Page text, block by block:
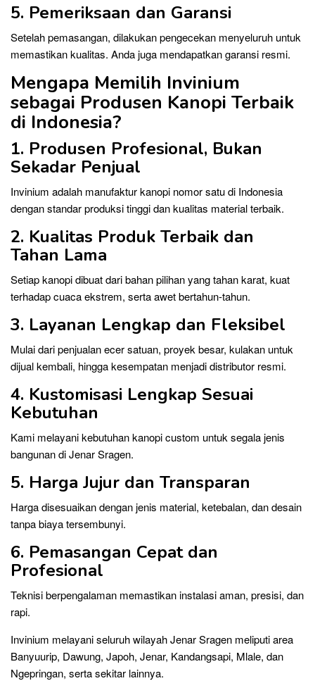
5. Pemeriksaan dan Garansi
Setelah pemasangan, dilakukan pengecekan menyeluruh untuk
memastikan kualitas. Anda juga mendapatkan garansi resmi.
Mengapa Memilih Invinium
sebagai Produsen Kanopi Terbaik
di Indonesia?
1. Produsen Profesional, Bukan
Sekadar Penjual
Invinium adalah manufaktur kanopi nomor satu di Indonesia
dengan standar produksi tinggi dan kualitas material terbaik.
2. Kualitas Produk Terbaik dan
Tahan Lama
Setiap kanopi dibuat dari bahan pilihan yang tahan karat, kuat
terhadap cuaca ekstrem, serta awet bertahun-tahun.
3. Layanan Lengkap dan Fleksibel
Mulai dari penjualan ecer satuan, proyek besar, kulakan untuk
dijual kembali, hingga kesempatan menjadi distributor resmi.
4. Kustomisasi Lengkap Sesuai
Kebutuhan
Kami melayani kebutuhan kanopi custom untuk segala jenis
bangunan di Jenar Sragen.
5. Harga Jujur dan Transparan
Harga disesuaikan dengan jenis material, ketebalan, dan desain
tanpa biaya tersembunyi.
6. Pemasangan Cepat dan
Profesional
Teknisi berpengalaman memastikan instalasi aman, presisi, dan
rapi.
Invinium melayani seluruh wilayah Jenar Sragen meliputi area
Banyuurip, Dawung, Japoh, Jenar, Kandangsapi, Mlale, dan
Ngepringan, serta sekitar lainnya.